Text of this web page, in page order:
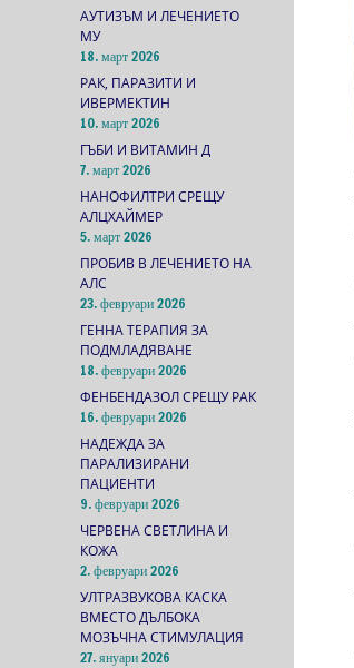
АУТИЗЪМ И ЛЕЧЕНИЕТО
МУ
18. март 2026
РАК, ПАРАЗИТИ И
ИВЕРМЕКТИН
10. март 2026
ГЪБИ И ВИТАМИН Д
7. март 2026
НАНОФИЛТРИ СРЕЩУ
АЛЦХАЙМЕР
5. март 2026
ПРОБИВ В ЛЕЧЕНИЕТО НА
АЛС
23. февруари 2026
ГЕННА ТЕРАПИЯ ЗА
ПОДМЛАДЯВАНЕ
18. февруари 2026
ФЕНБЕНДАЗОЛ СРЕЩУ РАК
16. февруари 2026
НАДЕЖДА ЗА
ПАРАЛИЗИРАНИ
ПАЦИЕНТИ
9. февруари 2026
ЧЕРВЕНА СВЕТЛИНА И
КОЖА
2. февруари 2026
УЛТРАЗВУКОВА КАСКА
ВМЕСТО ДЪЛБОКА
МОЗЪЧНА СТИМУЛАЦИЯ
27. януари 2026